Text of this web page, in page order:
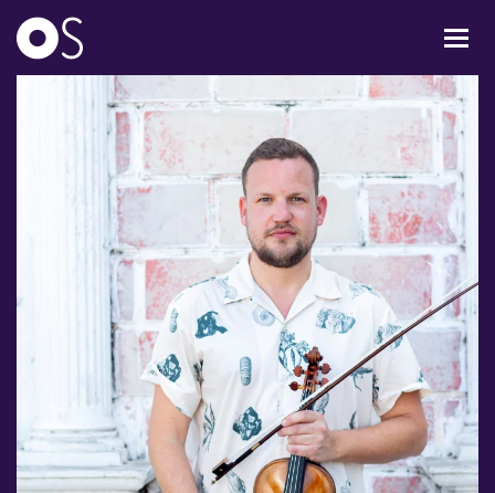
KONCERTER
MIXPAKKER
BØRN & UNGE
INFO
OM OS
GAVEKORT
CARL NIELSEN INTERNATIONAL COMPETITION